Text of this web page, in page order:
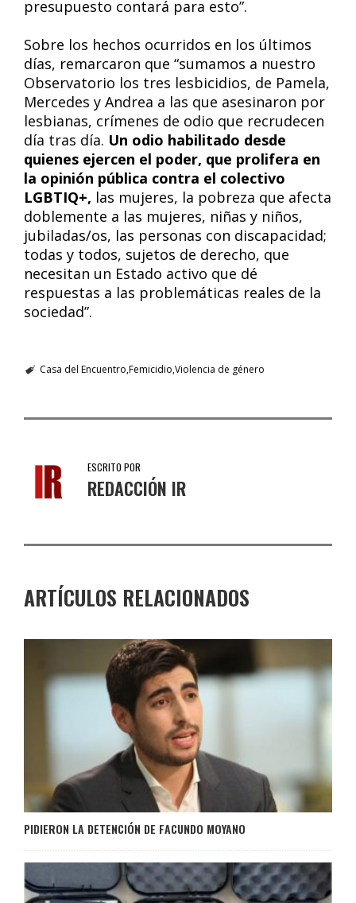
presupuesto contará para esto”.
Sobre los hechos ocurridos en los últimos
días, remarcaron que “sumamos a nuestro
Observatorio los tres lesbicidios, de Pamela,
Mercedes y Andrea a las que asesinaron por
lesbianas, crímenes de odio que recrudecen
día tras día. Un odio habilitado desde
quienes ejercen el poder, que prolifera en
la opinión pública contra el colectivo
LGBTIQ+, las mujeres, la pobreza que afecta
doblemente a las mujeres, niñas y niños,
jubiladas/os, las personas con discapacidad;
todas y todos, sujetos de derecho, que
necesitan un Estado activo que dé
respuestas a las problemáticas reales de la
sociedad”.
Casa del Encuentro Femicidio Violencia de género
ESCRITO POR
REDACCIÓN IR
ARTÍCULOS RELACIONADOS
PIDIERON LA DETENCIÓN DE FACUNDO MOYANO